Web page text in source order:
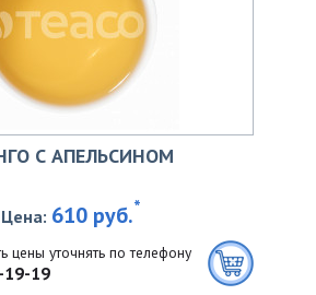
С АПЕЛЬСИНОМ
Цена: 610 руб.*
цены уточнять по телефону
19-19